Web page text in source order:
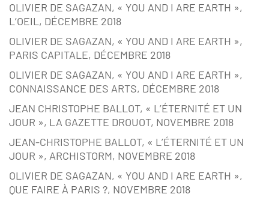
OLIVIER DE SAGAZAN, « YOU AND I ARE EARTH »,
L’OEIL, DÉCEMBRE 2018
OLIVIER DE SAGAZAN, « YOU AND I ARE EARTH »,
PARIS CAPITALE, DÉCEMBRE 2018
OLIVIER DE SAGAZAN, « YOU AND I ARE EARTH »,
CONNAISSANCE DES ARTS, DÉCEMBRE 2018
JEAN CHRISTOPHE BALLOT, « L’ÉTERNITÉ ET UN
JOUR », LA GAZETTE DROUOT, NOVEMBRE 2018
JEAN-CHRISTOPHE BALLOT, « L’ÉTERNITÉ ET UN
JOUR », ARCHISTORM, NOVEMBRE 2018
OLIVIER DE SAGAZAN, « YOU AND I ARE EARTH »,
QUE FAIRE À PARIS ?, NOVEMBRE 2018